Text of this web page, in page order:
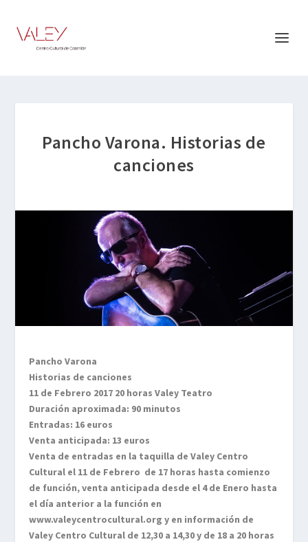
Pancho Varona. Historias de
canciones
Pancho Varona
Historias de canciones
11 de Febrero 2017 20 horas Valey Teatro
Duración aproximada: 90 minutos
Entradas: 16 euros
Venta anticipada: 13 euros
Venta de entradas en la taquilla de Valey Centro
Cultural el 11 de Febrero de 17 horas hasta comienzo
de función, venta anticipada desde el 4 de Enero hasta
el día anterior a la función en
www.valeycentrocultural.org y en información de
Valey Centro Cultural de 12,30 a 14,30 y de 18 a 20 horas